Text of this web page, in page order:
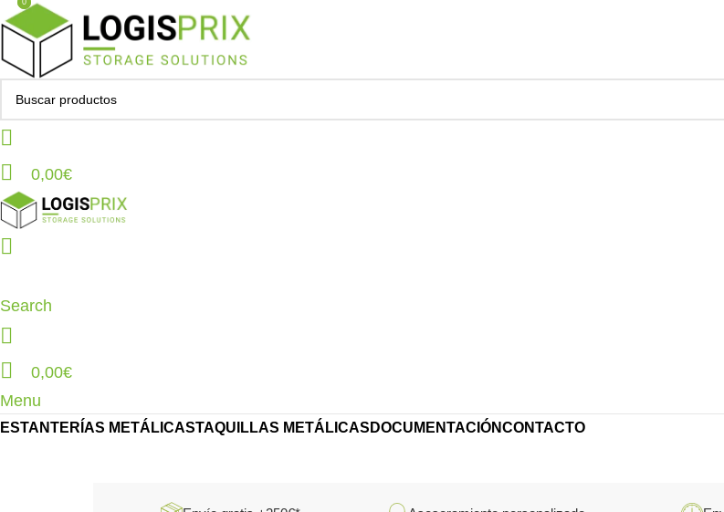
0
0,00€
Search
0
0,00€
Menu
ESTANTERÍAS METÁLICASTAQUILLAS METÁLICAS DOCUMENTACIÓNCONTACTO